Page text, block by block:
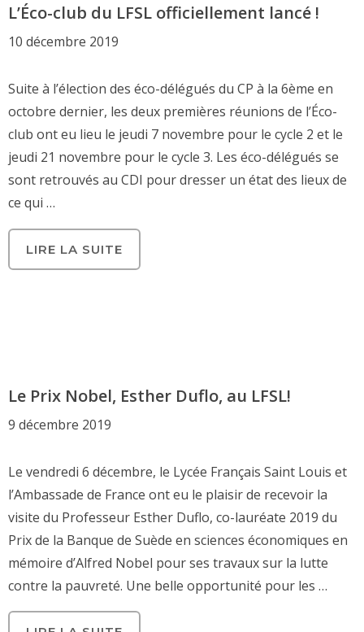
L’Éco-club du LFSL officiellement lancé !
10 décembre 2019
Suite à l’élection des éco-délégués du CP à la 6ème en
octobre dernier, les deux premières réunions de l’Éco-
club ont eu lieu le jeudi 7 novembre pour le cycle 2 et le
jeudi 21 novembre pour le cycle 3. Les éco-délégués se
sont retrouvés au CDI pour dresser un état des lieux de
ce qui …
LIRE LA SUITE
Le Prix Nobel, Esther Duflo, au LFSL!
9 décembre 2019
Le vendredi 6 décembre, le Lycée Français Saint Louis et
l’Ambassade de France ont eu le plaisir de recevoir la
visite du Professeur Esther Duflo, co-lauréate 2019 du
Prix de la Banque de Suède en sciences économiques en
mémoire d’Alfred Nobel pour ses travaux sur la lutte
contre la pauvreté. Une belle opportunité pour les …